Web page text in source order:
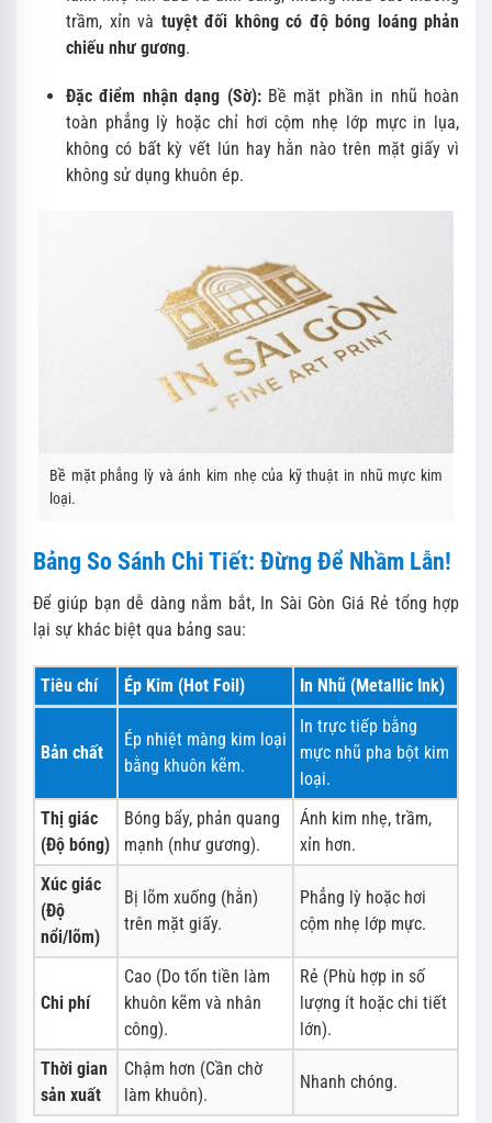
trầm, xỉn và tuyệt đối không có độ bóng loáng phản
chiếu như gương.
Đặc điểm nhận dạng (Sờ):Bề mặt phần in nhũ hoàn
toàn phẳng lỳ hoặc chỉ hơi cộm nhẹ lớp mực in lụa,
không có bất kỳ vết lún hay hằn nào trên mặt giấy vì
không sử dụng khuôn ép.
Bề mặt phẳng lỳ và ánh kim nhẹ của kỹ thuật in nhũ mực kim
loại.
Bảng So Sánh Chi Tiết: Đừng Để Nhầm Lẫn!
Để giúp bạn dễ dàng nắm bắt, In Sài Gòn Giá Rẻ tổng hợp
lại sự khác biệt qua bảng sau:
Tiêu chí Ép Kim (Hot Foil) In Nhũ (Metallic Ink)
Bản chất
Ép nhiệt màng kim loại
bằng khuôn kẽm.
In trực tiếp bằng
mực nhũ pha bột kim
loại.
Thị giác
(Độ bóng)
Bóng bẩy, phản quang
mạnh (như gương).
Ánh kim nhẹ, trầm,
xỉn hơn.
Xúc giác
(Độ
nổi/lõm)
Bị lõm xuống (hằn)
trên mặt giấy.
Phẳng lỳ hoặc hơi
cộm nhẹ lớp mực.
Chi phí
Cao (Do tốn tiền làm
khuôn kẽm và nhân
công).
Rẻ (Phù hợp in số
lượng ít hoặc chi tiết
lớn).
Thời gian
sản xuất
Chậm hơn (Cần chờ
làm khuôn).
Nhanh chóng.